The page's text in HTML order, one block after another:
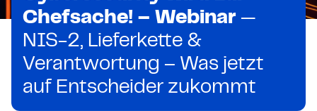
Chefsache! – Webinar —
NIS-2, Lieferkette &
Verantwortung – Was jetzt
auf Entscheider zukommt